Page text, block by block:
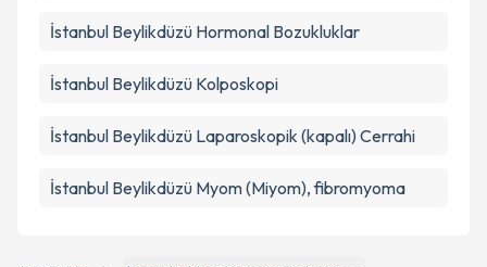
İstanbul Beylikdüzü Hormonal Bozukluklar
İstanbul Beylikdüzü Kolposkopi
İstanbul Beylikdüzü Laparoskopik (kapalı) Cerrahi
İstanbul Beylikdüzü Myom (Miyom), fibromyoma